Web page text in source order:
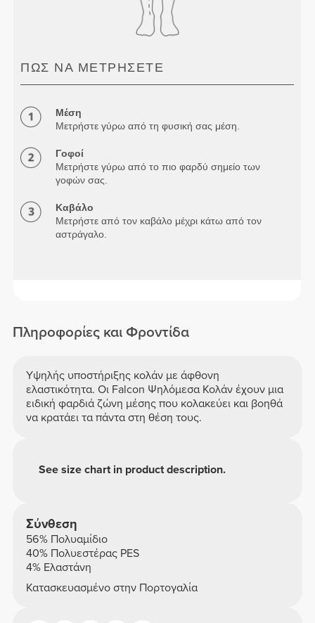
ΠΏΣ ΝΑ ΜΕΤΡΉΣΕΤΕ
Μέση
Μετρήστε γύρω από τη φυσική σας μέση.
Γοφοί
Μετρήστε γύρω από το πιο φαρδύ σημείο των
γοφών σας.
Καβάλο
Μετρήστε από τον καβάλο μέχρι κάτω από τον
αστράγαλο.
Πληροφορίες και Φροντίδα
Υψηλής υποστήριξης κολάν με άφθονη
ελαστικότητα. Οι Falcon Ψηλόμεσα Κολάν έχουν μια
ειδική φαρδιά ζώνη μέσης που κολακεύει και βοηθά
να κρατάει τα πάντα στη θέση τους.
See size chart in product description.
Σύνθεση
56% Πολυαμίδιο
40% Πολυεστέρας PES
4% Ελαστάνη
Κατασκευασμένο στην Πορτογαλία